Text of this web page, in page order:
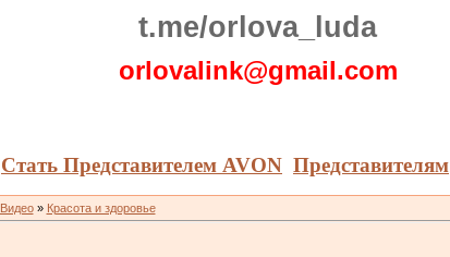
t.me/orlova_luda
orlovalink@gmail.com
Стать Представителем AVON Представителям
Видео» Красота и здоровье